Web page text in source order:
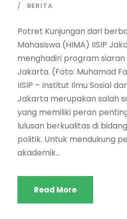
BERITA
Potret Kunjungan dari
Mahasiswa (HIMA) IISIP
menghadiri program siaran
Jakarta. (Foto: Muhamad
IISIP – Institut Ilmu Sosial
Jakarta merupakan salah
yang memiliki peran
lulusan berkualitas di
politik. Untuk mendukung
akademik...
Read More